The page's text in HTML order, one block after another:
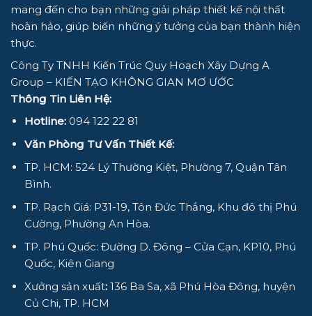
mang đến cho bạn những giải pháp thiết kế nội thất
hoàn hảo, giúp biến những ý tưởng của bạn thành hiện
thực.
Công Ty TNHH Kiến Trúc Quy Hoạch Xây Dựng A
Group – KIẾN TẠO KHÔNG GIAN MƠ ƯỚC
Thông Tin Liên Hệ:
Hotline:094 122 22 81
Văn Phòng Tư Vấn Thiết Kế:
TP. HCM: 524 Lý Thường Kiệt, Phường 7, Quận Tân
Bình.
TP. Rạch Giá: P31-19, Tôn Đức Thắng, Khu đô thị Phú
Cường, Phường An Hòa.
TP. Phú Quốc: Đường D. Đông – Cửa Cạn, KP10, Phú
Quốc, Kiên Giang
Xưởng sản xuất:136 Ba Sa, xã Phú Hòa Đông, huyện
Củ Chi, TP. HCM